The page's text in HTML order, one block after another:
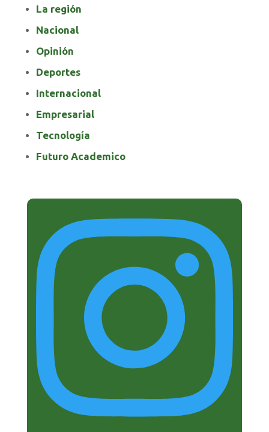
La región
Nacional
Opinión
Deportes
Internacional
Empresarial
Tecnología
Futuro Academico